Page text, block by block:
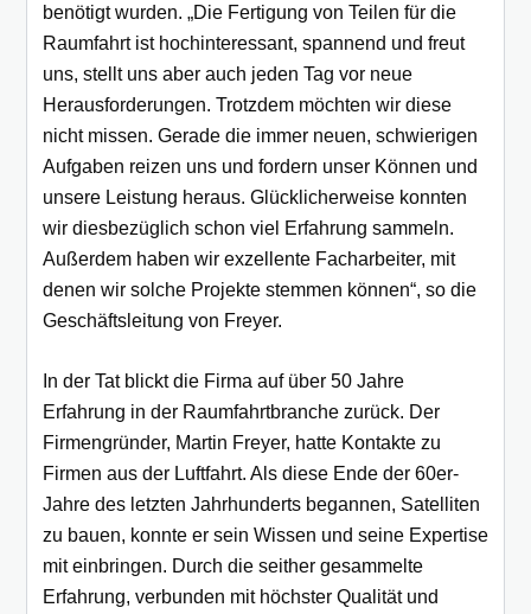
benötigt wurden. „Die Fertigung von Teilen für die
Raumfahrt ist hochinteressant, spannend und freut
uns, stellt uns aber auch jeden Tag vor neue
Herausforderungen. Trotzdem möchten wir diese
nicht missen. Gerade die immer neuen, schwierigen
Aufgaben reizen uns und fordern unser Können und
unsere Leistung heraus. Glücklicherweise konnten
wir diesbezüglich schon viel Erfahrung sammeln.
Außerdem haben wir exzellente Facharbeiter, mit
denen wir solche Projekte stemmen können“, so die
Geschäftsleitung von Freyer.
In der Tat blickt die Firma auf über 50 Jahre
Erfahrung in der Raumfahrtbranche zurück. Der
Firmengründer, Martin Freyer, hatte Kontakte zu
Firmen aus der Luftfahrt. Als diese Ende der 60er-
Jahre des letzten Jahrhunderts begannen, Satelliten
zu bauen, konnte er sein Wissen und seine Expertise
mit einbringen. Durch die seither gesammelte
Erfahrung, verbunden mit höchster Qualität und